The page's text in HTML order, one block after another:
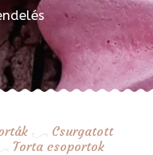
Csurgatott
Torta csoportok